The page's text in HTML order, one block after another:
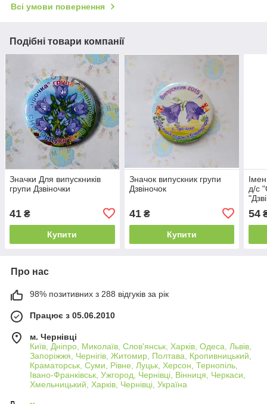
Всі умови повернення
Подібні товари компанії
Значки Для випускників
групи Дзвіночки
41 ₴
Купити
Значок випускник групи
Дзвіночок
41₴
Купити
д/с
54
Про нас
98% позитивних з 288 відгуків за рік
Працює з 05.06.2010
м. Чернівці
Київ, Дніпро, Миколаїв, Слов'янськ, Харків, Одеса, Львів,
Запоріжжя, Чернігів, Житомир, Полтава, Кропивницький,
Краматорськ, Суми, Рівне, Луцьк, Херсон, Тернопіль,
Івано-Франківськ, Ужгород, Чернівці, Вінниця, Черкаси,
Хмельницький, Харків, Чернівці, Україна